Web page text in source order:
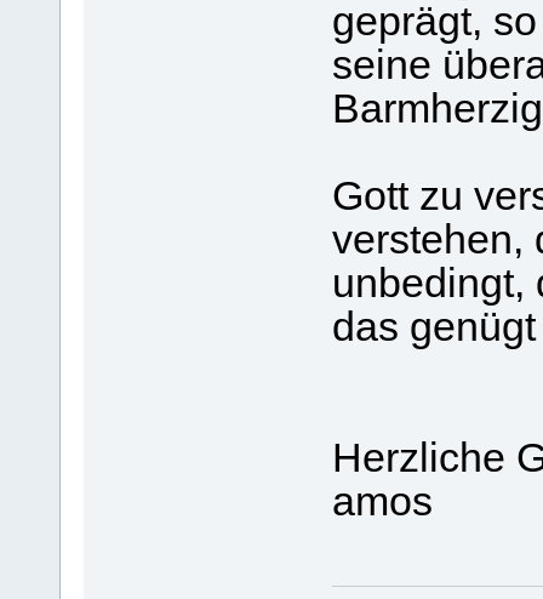
geprägt,
seine
Gott zu
verstehen,
unbedingt,
das
Herzliche
amos